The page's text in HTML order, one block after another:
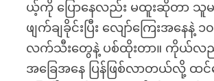
ယ့်ကို ပြောနေလည်း မထူးဆိုတာ သူမ
ဖျက်ချခိုင်းပြီး လျော်ကြေးအန
လက်သီးတွေနဲ့ ပစ်ထိုးတာ။ ကိုယ်လ
အခြေအနေ ပြန်ဖြစ်လာတယ်လို့